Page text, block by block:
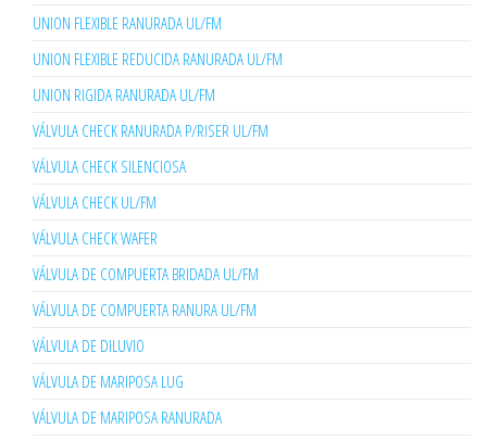
UNION FLEXIBLE RANURADA UL/FM
UNION FLEXIBLE REDUCIDA RANURADA UL/FM
UNION RIGIDA RANURADA UL/FM
VÁLVULA CHECK RANURADA P/RISER UL/FM
VÁLVULA CHECK SILENCIOSA
VÁLVULA CHECK UL/FM
VÁLVULA CHECK WAFER
VÁLVULA DE COMPUERTA BRIDADA UL/FM
VÁLVULA DE COMPUERTA RANURA UL/FM
VÁLVULA DE DILUVIO
VÁLVULA DE MARIPOSA LUG
VÁLVULA DE MARIPOSA RANURADA